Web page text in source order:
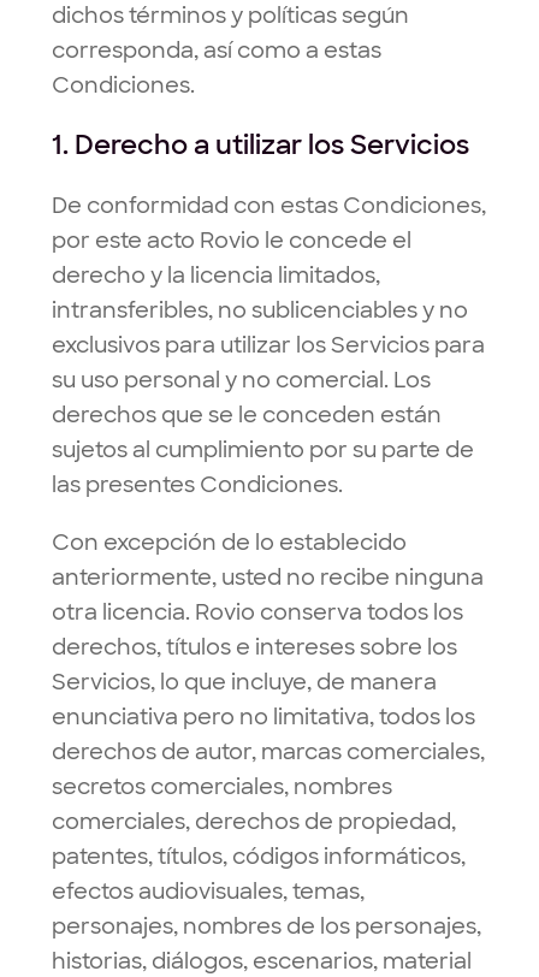
dichos términos y políticas según
corresponda, así como a estas
Condiciones.
1. Derecho a utilizar los Servicios
De conformidad con estas Condiciones,
por este acto Rovio le concede el
derecho y la licencia limitados,
intransferibles, no sublicenciables y no
exclusivos para utilizar los Servicios para
su uso personal y no comercial. Los
derechos que se le conceden están
sujetos al cumplimiento por su parte de
las presentes Condiciones.
Con excepción de lo establecido
anteriormente, usted no recibe ninguna
otra licencia. Rovio conserva todos los
derechos, títulos e intereses sobre los
Servicios, lo que incluye, de manera
enunciativa pero no limitativa, todos los
derechos de autor, marcas comerciales,
secretos comerciales, nombres
comerciales, derechos de propiedad,
patentes, títulos, códigos informáticos,
efectos audiovisuales, temas,
personajes, nombres de los personajes,
historias, diálogos, escenarios, material